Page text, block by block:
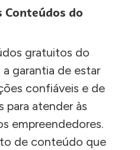
Conteúdos do
gratuitos do
garantia de estar
confiáveis e de
para atender às
empreendedores.
de conteúdo que